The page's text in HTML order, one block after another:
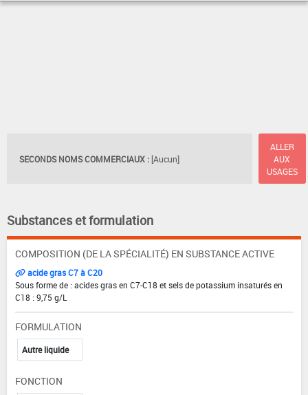
SECONDS NOMS COMMERCIAUX : [Aucun]
ALLER
AUX
USAGES
Substances et formulation
COMPOSITION (DE LA SPÉCIALITÉ) EN SUBSTANCE ACTIVE
acide gras C7 à C20
Sous forme de : acides gras en C7-C18 et sels de potassium insaturés en
C18 : 9,75 g/L
FORMULATION
Autre liquide
FONCTION